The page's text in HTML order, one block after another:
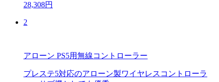
28,308円
2
アローン PS5用無線コントローラー
プレステ5対応のアローン製ワイヤレスコントローラ